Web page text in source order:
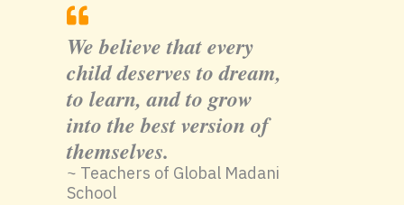
We believe that every
child deserves to dream,
to learn, and to grow
into the best version of
themselves.
~ Teachers of Global Madani
School